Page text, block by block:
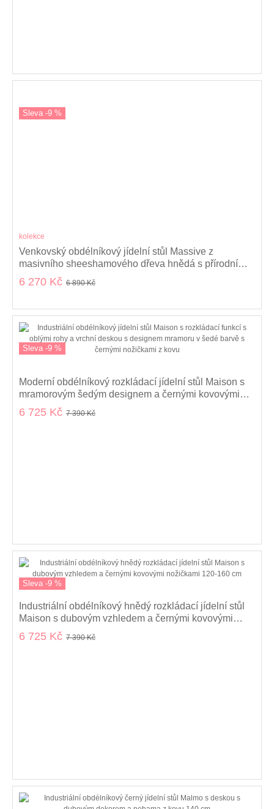
Sleva -9 %
kolekce
Venkovský obdélníkový jídelní stůl Massive z
masivního sheeshamového dřeva hnědá s přírodní
kresbou 135 cm
6 270 Kč 6 890 Kč
Sleva -9 %
Moderní obdélníkový rozkládací jídelní stůl Maison s
mramorovým šedým designem a černými kovovými
nožičkami 120-160 cm
6 725 Kč 7 390 Kč
Sleva -9 %
Industriální obdélníkový hnědý rozkládací jídelní stůl
Maison s dubovým vzhledem a černými kovovými
nožičkami 120-160 cm
6 725 Kč 7 390 Kč